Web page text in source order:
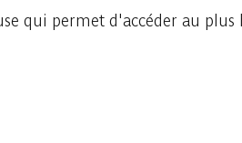
qui permet d'accéder au plus